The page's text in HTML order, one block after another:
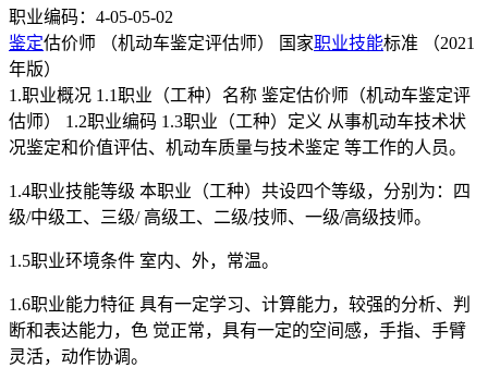
职业编码：4-05-05-02
鉴定估价师 （机动车鉴定评估师） 国家职业技能标准 （2021
年版）
1.职业概况 1.1职业（工种）名称 鉴定估价师（机动车鉴定评
估师） 1.2职业编码 1.3职业（工种）定义 从事机动车技术状
况鉴定和价值评估、机动车质量与技术鉴定 等工作的人员。
1.4职业技能等级 本职业（工种）共设四个等级，分别为：四
级/中级工、三级/ 高级工、二级/技师、一级/高级技师。
1.5职业环境条件 室内、外，常温。
1.6职业能力特征 具有一定学习、计算能力，较强的分析、判
断和表达能力，色 觉正常，具有一定的空间感，手指、手臂
灵活，动作协调。